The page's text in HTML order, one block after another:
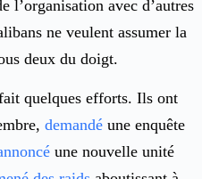
l’organisation avec d’autres
ne veulent assumer la
deux du doigt.
quelques efforts. Ils ont
demandé une enquête
une nouvelle unité